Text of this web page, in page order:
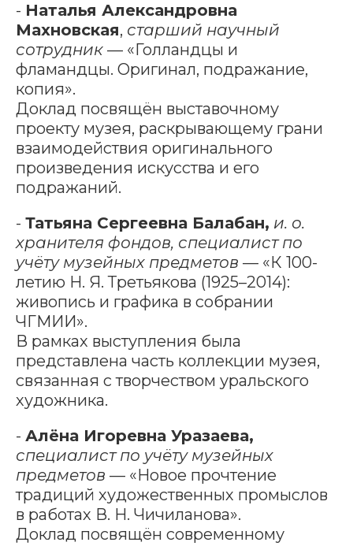
- Наталья Александровна
Махновская, старший научный
сотрудник — «Голландцы и
фламандцы. Оригинал, подражание,
копия».
Доклад посвящён выставочному
проекту музея, раскрывающему грани
взаимодействия оригинального
произведения искусства и его
подражаний.
- Татьяна Сергеевна Балабан, и. о.
хранителя фондов, специалист по
учёту музейных предметов — «К 100-
летию Н. Я. Третьякова (1925–2014):
живопись и графика в собрании
ЧГМИИ».
В рамках выступления была
представлена часть коллекции музея,
связанная с творчеством уральского
художника.
- Алёна Игоревна Уразаева,
специалист по учёту музейных
предметов — «Новое прочтение
традиций художественных промыслов
в работах В. Н. Чичиланова».
Доклад посвящён современному